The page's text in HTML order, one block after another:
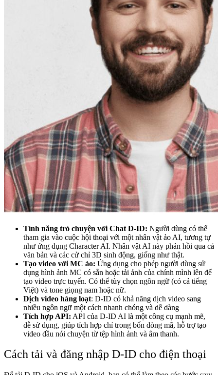
Tính năng trò chuyện với Chat D-ID: Người dùng có thể
tham gia vào cuộc hội thoại với một nhân vật ảo AI, tương tự
như ứng dụng Character AI. Nhân vật AI này phản hồi qua cả
văn bản và các cử chỉ 3D sinh động, giống như thật.
Tạo video với MC ảo: Ứng dụng cho phép người dùng sử
dụng hình ảnh MC có sẵn hoặc tải ảnh của chính mình lên để
tạo video trực tuyến. Có thể tùy chọn ngôn ngữ (có cả tiếng
Việt) và tone giọng nam hoặc nữ.
Dịch video hàng loạt: D-ID có khả năng dịch video sang
nhiều ngôn ngữ một cách nhanh chóng và dễ dàng
Tích hợp API: API của D-ID AI là một công cụ mạnh mẽ,
dễ sử dụng, giúp tích hợp chỉ trong bốn dòng mã, hỗ trợ tạo
video đầu nói chuyện từ tệp hình ảnh và âm thanh.
Cách tải và đăng nhập D-ID cho điện thoại